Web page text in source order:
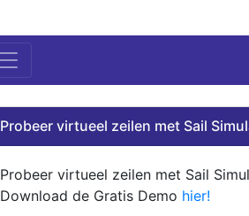
Probeer virtueel zeilen met Sail
Probeer virtueel zeilen met Sail
Download de Gratis Demo hier!